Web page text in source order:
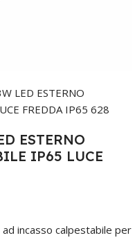
LED ESTERNO
FREDDA IP65 628
ESTERNO
IP65 LUCE
incasso calpestabile per